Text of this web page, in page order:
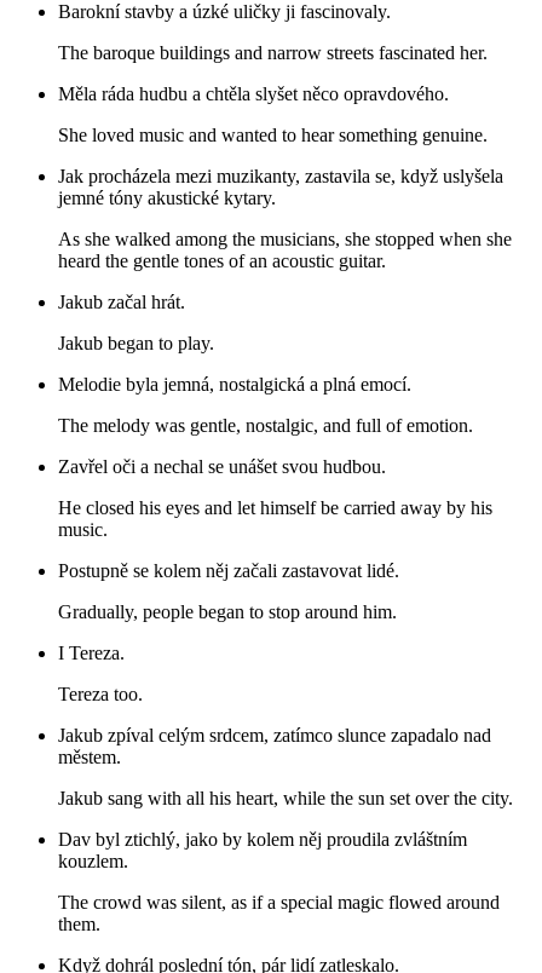
Barokní stavby a úzké uličky ji fascinovaly.
The baroque buildings and narrow streets fascinated her.
Měla ráda hudbu a chtěla slyšet něco opravdového.
She loved music and wanted to hear something genuine.
Jak procházela mezi muzikanty, zastavila se, když uslyšela
jemné tóny akustické kytary.
As she walked among the musicians, she stopped when she
heard the gentle tones of an acoustic guitar.
Jakub začal hrát.
Jakub began to play.
Melodie byla jemná, nostalgická a plná emocí.
The melody was gentle, nostalgic, and full of emotion.
Zavřel oči a nechal se unášet svou hudbou.
He closed his eyes and let himself be carried away by his
music.
Postupně se kolem něj začali zastavovat lidé.
Gradually, people began to stop around him.
I Tereza.
Tereza too.
Jakub zpíval celým srdcem, zatímco slunce zapadalo nad
městem.
Jakub sang with all his heart, while the sun set over the city.
Dav byl ztichlý, jako by kolem něj proudila zvláštním
kouzlem.
The crowd was silent, as if a special magic flowed around
them.
Když dohrál poslední tón, pár lidí zatleskalo.